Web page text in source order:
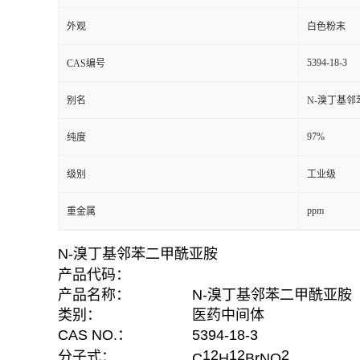
外观 白色粉末
CAS编号 5394-18-3
别名 N-溴丁基邻
纯度 97%
级别 工业级
重金属 ppm
N-溴丁基邻苯二甲酰亚胺
产品代码：
产品名称：
N-溴丁基邻苯二甲酰亚胺
类别：
医药中间体
CAS NO.：
5394-18-3
分子式：
12 12 2